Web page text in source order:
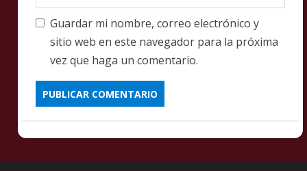
Guardar mi nombre, correo electrónico y
sitio web en este navegador para la próxima
vez que haga un comentario.